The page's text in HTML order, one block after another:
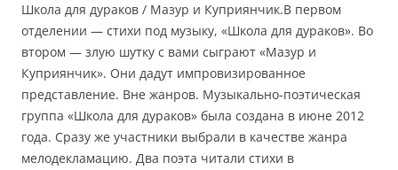
Школа для дураков / Мазур и Куприянчик.В первом
отделении — стихи под музыку, «Школа для дураков». Во
втором — злую шутку с вами сыграют «Мазур и
Куприянчик». Они дадут импровизированное
представление. Вне жанров. Музыкально-поэтическая
группа «Школа для дураков» была создана в июне 2012
года. Сразу же участники выбрали в качестве жанра
мелодекламацию. Два поэта читали стихи в